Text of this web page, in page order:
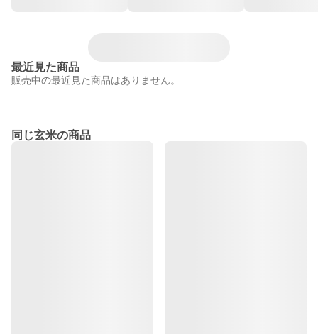
最近見た商品
販売中の最近見た商品はありません。
同じ玄米の商品